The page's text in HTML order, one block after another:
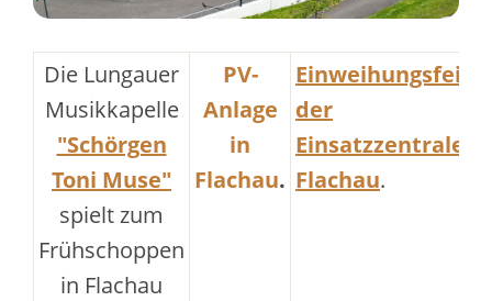
Die Lungauer
Musikkapelle
"Schörgen
Toni Muse"
spielt zum
Frühschoppen
in Flachau
PV-
Anlage
in
Flachau.
Einweihungsfeier
der
Einsatzzentrale
Flachau.